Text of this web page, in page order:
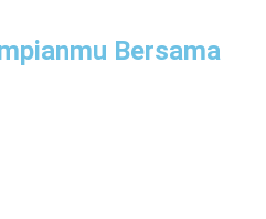
Bersama